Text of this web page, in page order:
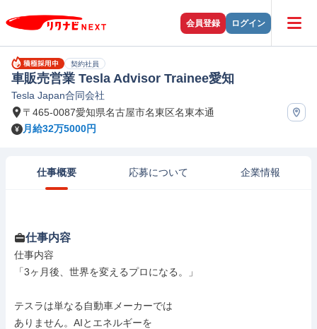
会員登録 ログイン
契約社員
車販売営業 Tesla Advisor Trainee愛知
Tesla Japan合同会社
〒465-0087愛知県名古屋市名東区名東本通
月給32万5000円
仕事概要 応募について 企業情報
仕事内容
仕事内容
「3ヶ月後、世界を変えるプロになる。」
テスラは単なる自動車メーカーでは
ありません。AIとエネルギーを